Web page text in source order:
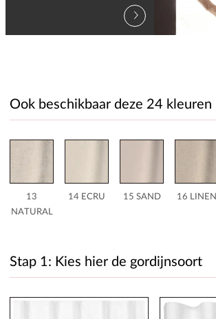
Ook beschikbaar deze 24 kleuren
13
NATURAL
14 ECRU 15 SAND 16 LINEN
Stap 1: Kies hier de gordijnsoort